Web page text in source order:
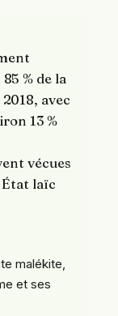
% de la
avec
13 %
vécues
État laïc
malékite,
et ses